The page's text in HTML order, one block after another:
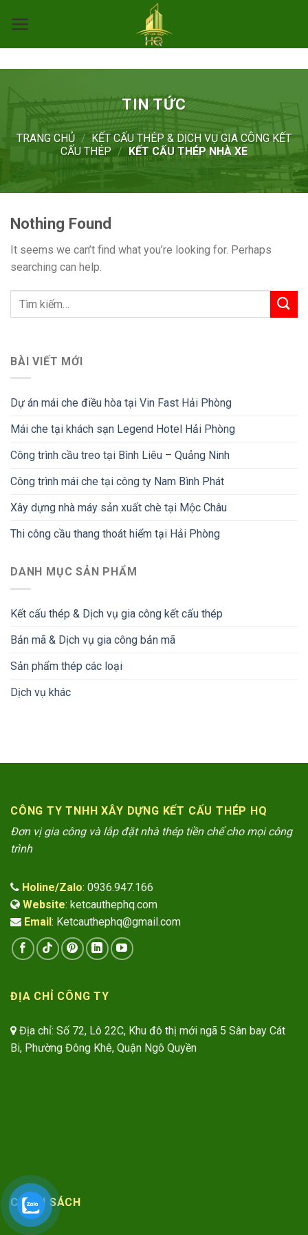
TIN TỨC
TRANG CHỦ / KẾT CẤU THÉP & DỊCH VỤ GIA CÔNG KẾT
CẤU THÉP / KẾT CẤU THÉP NHÀ XE
Nothing Found
It seems we can’t find what you’re looking for. Perhaps
searching can help.
BÀI VIẾT MỚI
Dự án mái che điều hòa tại Vin Fast Hải Phòng
Mái che tại khách sạn Legend Hotel Hải Phòng
Công trình cầu treo tại Bình Liêu – Quảng Ninh
Công trình mái che tại công ty Nam Bình Phát
Xây dựng nhà máy sản xuất chè tại Mộc Châu
Thi công cầu thang thoát hiểm tại Hải Phòng
DANH MỤC SẢN PHẨM
Kết cấu thép & Dịch vụ gia công kết cấu thép
Bản mã & Dịch vụ gia công bản mã
Sản phẩm thép các loại
Dịch vụ khác
CÔNG TY TNHH XÂY DỰNG KẾT CẤU THÉP HQ
Đơn vị gia công và lắp đặt nhà thép tiền chế cho mọi công
trình
Holine/Zalo: 0936.947.166
Website: ketcauthephq.com
Email: Ketcauthephq@gmail.com
ĐỊA CHỈ CÔNG TY
Địa chỉ: Số 72, Lô 22C, Khu đô thị mới ngã 5 Sân bay Cát
Bi, Phường Đông Khê, Quận Ngô Quyền
CHÍNH SÁCH